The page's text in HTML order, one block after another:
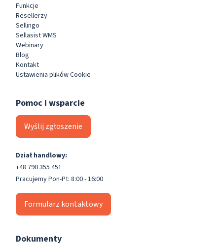
Funkcje
Resellerzy
Sellingo
Sellasist WMS
Webinary
Blog
Kontakt
Ustawienia plików Cookie
Pomoc i wsparcie
Wyślij zgłoszenie
Dział handlowy:
+48 790 355 451
Pracujemy Pon-Pt: 8:00 - 16:00
Formularz kontaktowy
Dokumenty